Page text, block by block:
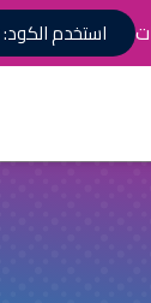
استخدم الكود: GXTR